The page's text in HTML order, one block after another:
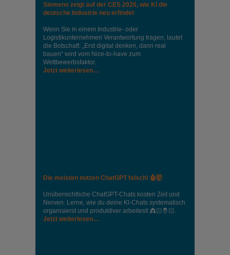
Siemens zeigt auf der CES 2026, wie KI die
deutsche Industrie neu erfindet
Wenn Sie in einem Industrie‑ oder
Logistikunternehmen Verantwortung tragen, lautet
die Botschaft: „Erst digital denken, dann real
bauen“ wird vom Nice‑to‑have zum
Wettbewerbsfaktor.
Jetzt weiterlesen…
Die meisten nutzen ChatGPT falsch! 🤖🤯
Unübersichtliche ChatGPT-Chats kosten Zeit und
Nerven. Lerne, wie du deine Kl-Chats systematisch
organisierst und produktiver arbeitest! 👸🏻🤴🏻.
Jetzt weiterlesen…